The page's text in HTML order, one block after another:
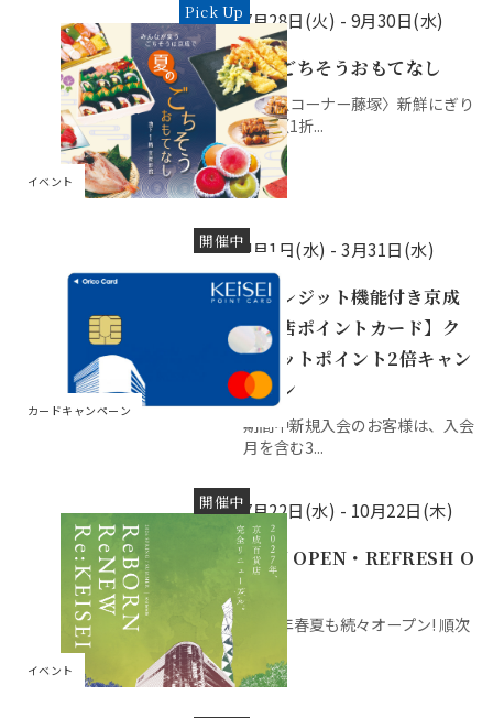
Pick Up
イベント
7月28日(火) - 9月30日(水)
夏のごちそうおもてなし
〈鮮魚コーナー藤塚〉新鮮にぎり
寿司（1折...
開催中
カードキャンペーン
4月1日(水) -3月31日(水)
【クレジット機能付き京成
百貨店ポイントカード】ク
レジットポイント2倍キャン
ペーン
期間中新規入会のお客様は、入会
月を含む3...
開催中
イベント
7月22日(水) - 10月22日(木)
NEW OPEN・REFRESH O
PEN
2026年春夏も続々オープン! 順次